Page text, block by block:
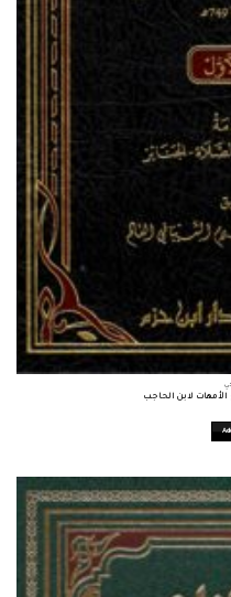
الأمهات لابن الحاجب